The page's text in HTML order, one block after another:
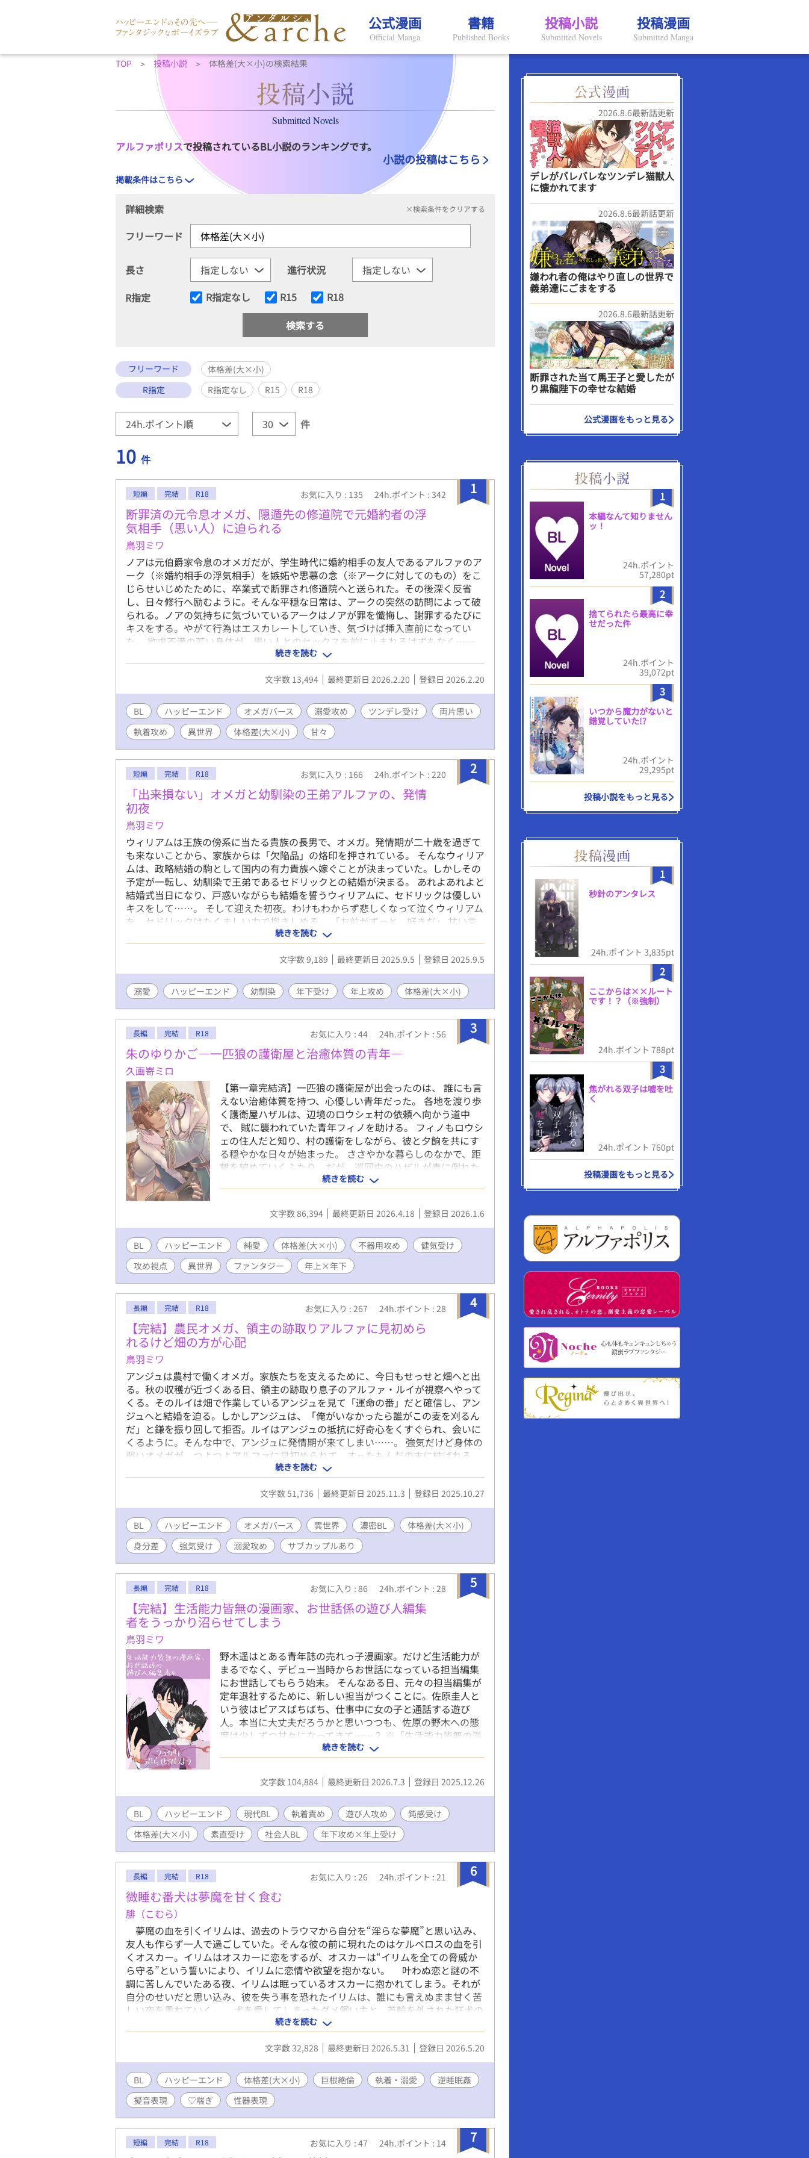
公式漫画
Official Manga
書籍
Published Books
投稿小説
Submitted Novels
投稿漫画
Submitted Manga
TOP 投稿小説 体格差(大×小)の検索結果
Submitted Novels
アルファポリスで投稿されているBL小説のランキングです。
小説の投稿はこちら
掲載条件はこちら
詳細検索 ×検索条件をクリアする
フリーワード
長さ
進行状況
R指定
R指定なし R15 R18
フリーワード
体格差(大×小)
R指定
R指定なし R15 R18
件
10 件
1
短編 完結 R18 お気に入り : 135 24h.ポイント : 342
断罪済の元令息オメガ、隠遁先の修道院で元婚約者の浮
気相手（思い人）に迫られる
鳥羽ミワ
ノアは元伯爵家令息のオメガだが、学生時代に婚約相手の友人であるアルファのア
ーク（※婚約相手の浮気相手）を嫉妬や思慕の念（※アークに対してのもの）をこ
じらせいじめたために、卒業式で断罪され修道院へと送られた。その後深く反省
し、日々修行へ励むように。そんな平穏な日常は、アークの突然の訪問によって破
られる。ノアの気持ちに気づいているアークはノアが罪を懺悔し、謝罪するたびに
キスをする。やがて行為はエスカレートしていき、気づけば挿入直前になってい
た。 欲求不満の若い身体が、思い人とのセックスを前に止まれるはずもなく……。
ぐずぐずにとろけて誘惑するノアに、アークの本音が決壊する。 五年越しに実る両
片思い！ 卑劣で卑怯な愛情表現の果てに、若い二人は「責任」を取る！ ※男性妊
娠・出産を想起させる表現があります ※ムーンライトノベルズ、アルファポリス、
pixivへ掲載しています
続きを読む
文字数 13,494 最終更新日 2026.2.20 登録日 2026.2.20
BL ハッピーエンド オメガバース 溺愛攻め ツンデレ受け
両片思い
執着攻め
異世界 体格差(大×小) 甘々
2
短編 完結 R18 お気に入り : 166 24h.ポイント : 220
「出来損ない」オメガと幼馴染の王弟アルファの、発情
初夜
鳥羽ミワ
ウィリアムは王族の傍系に当たる貴族の長男で、オメガ。発情期が二十歳を過ぎて
も来ないことから、家族からは「欠陥品」の烙印を押されている。 そんなウィリア
ムは、政略結婚の駒として国内の有力貴族へ嫁ぐことが決まっていた。しかしその
予定が一転し、幼馴染で王弟であるセドリックとの結婚が決まる。 あれよあれよと
結婚式当日になり、戸惑いながらも結婚を誓うウィリアムに、セドリックは優しい
キスをして……。 そして迎えた初夜。わけもわからず悲しくなって泣くウィリアム
を、セドリックはたくましい力で抱きしめる。 「お前がずっと、好きだ」 甘い言
葉に、これまで熱を知らなかったウィリアムの身体が潤み、火照りはじめる。 ※ム
ーンライトノベルズ、アルファポリス、pixivへ掲載しています
続きを読む
文字数 9,189 最終更新日 2025.9.5 登録日 2025.9.5
溺愛 ハッピーエンド 幼馴染 年下受け 年上攻め 体格差(大×小)
3
長編 完結 R18 お気に入り : 44 24h.ポイント : 56
朱のゆりかご―一匹狼の護衛屋と治癒体質の青年―
久画嵜ミロ
【第一章完結済】一匹狼の護衛屋が出会ったのは、 誰にも言
えない治癒体質を持つ、心優しい青年だった。 各地を渡り歩
く護衛屋ハザルは、辺境のロウシェ村の依頼へ向かう道中
で、 賊に襲われていた青年フィノを助ける。 フィノもロウシ
ェの住人だと知り、村の護衛をしながら、彼と夕餉を共にす
る穏やかな日々が始まった。 ささやかな暮らしのなかで、距
離を縮めていくふたり。だが、巡回中のハザルが毒に倒れた
ことで、フィノの「誰にも言えない体質」を知ってしまい
──。 元傭兵の護衛屋と、秘密を抱えた青年。 触れ合い、す
れ違いながら、ふたりは互いの傷に手を伸ばしていく。 これ
は、“救い”の旅路へとつながる、出会いの物語。 ハイファン
め視点／ほのぼの／シリアス／ハピエン／性描写あり（※攻
めによるフェラ、声を漏らす描写あり） ※R１８シーンはタ
イトル後ろに「※」がついています。 ※他のサイトでも掲載
しています
続きを読む
文字数 86,394 最終更新日 2026.4.18 登録日 2026.1.6
BL ハッピーエンド 純愛 体格差(大×小) 不器用攻め
健気受け
攻め視点
異世界 ファンタジー 年上×年下
4
長編 完結 R18 お気に入り : 267 24h.ポイント : 28
【完結】農民オメガ、領主の跡取りアルファに見初めら
れるけど畑の方が心配
鳥羽ミワ
アンジュは農村で働くオメガ。家族たちを支えるために、今日もせっせと畑へと出
る。秋の収穫が近づくある日、領主の跡取り息子のアルファ・ルイが視察へやって
くる。そのルイは畑で作業しているアンジュを見て「運命の番」だと確信し、アン
ジュへと結婚を迫る。しかしアンジュは、「俺がいなかったら誰がこの麦を刈るん
だ」と鎌を振り回して拒否。ルイはアンジュの抵抗に好奇心をくすぐられ、会いに
くるように。そんな中で、アンジュに発情期が来てしまい……。 強気だけど身体の
弱いオメガが、つよつよアルファに見初められて、すったもんだの末に結ばれる
話。 ※R-18描写のある回のタイトルに「※」をつけています。 ※アルファポリ
ス、ムーンライトノベルズへ掲載しています。
続きを読む
文字数 51,736 最終更新日 2025.11.3 登録日 2025.10.27
BL ハッピーエンド オメガバース 異世界 濃密BL
体格差(大×小)
身分差
強気受け 溺愛攻め サブカップルあり
5
長編 完結 R18 お気に入り : 86 24h.ポイント : 28
【完結】生活能力皆無の漫画家、お世話係の遊び人編集
者をうっかり沼らせてしまう
鳥羽ミワ
野木遥はとある青年誌の売れっ子漫画家。だけど生活能力が
まるでなく、デビュー当時からお世話になっている担当編集
にお世話してもらう始末。 そんなある日、元々の担当編集が
定年退社するために、新しい担当がつくことに。佐原圭人と
いう彼はピアスばちばち、仕事中に女の子と通話する遊び
人。本当に大丈夫だろうかと思いつつも、佐原の野木への態
度は少しずつ甘々になってきて……？ ※「生活能力皆無の漫
画家、遊び人編集者をうっかり更生させてしまう」という短
編の連載版です。
https://www.alphapolis.co.jp/novel/893442246/634937700
※小説家になろうとカクヨムとエブリスタには全年齢版を、
投稿しています。
続きを読む
文字数 104,884 最終更新日 2026.7.3 登録日 2025.12.26
BL ハッピーエンド 現代BL 執着責め 遊び人攻め
鈍感受け
体格差(大×小)
素直受け 社会人BL 年下攻め×年上受け
6
長編 完結 R18 お気に入り : 26 24h.ポイント : 21
微睡む番犬は夢魔を甘く食む
腓（こむら）
夢魔の血を引くイリムは、過去のトラウマから自分を“淫らな夢魔”と思い込み、
友人も作らず一人で過ごしていた。そんな彼の前に現れたのはケルベロスの血を引
くオスカー。イリムはオスカーに恋をするが、オスカーは“イリムを全ての脅威か
ら守る”という誓いにより、イリムに恋情や欲望を抱かない。 叶わぬ恋と謎の不
調に苦しんでいたある夜、イリムは眠っているオスカーに抱かれてしまう。それが
自分のせいだと思い込み、彼を失う事を恐れたイリムは、誰にも言えぬまま甘く苦
しい夜を重ねていく。 犬を愛してしまったダメ飼い主と、首輪を外された狂犬の
話。逆睡眠姦。シリアスのつもりでしたがラブコメに落ち着きました。ファンタジ
ーの世界ですが現代語多用してます。主人公達は人ではないので諸々大目に見て下
さい。喘ぎ声のあるシーンに※を付けてるだけで、濡れ場の回想には付けてませ
ん。ご注意下さい。
続きを読む
文字数 32,828 最終更新日 2026.5.31 登録日 2026.5.20
BL ハッピーエンド 体格差(大×小) 巨根絶倫 執着・溺愛
逆睡眠姦
擬音表現
♡喘ぎ 性器表現
7
短編 完結 R18 お気に入り : 47 24h.ポイント : 14
2026.8.6最新話更新
デレがバレバレなツンデレ猫獣人
に懐かれてます
2026.8.6最新話更新
嫌われ者の俺はやり直しの世界で
義弟達にごまをする
2026.8.6最新話更新
断罪された当て馬王子と愛したが
り黒龍陛下の幸せな結婚
公式漫画をもっと見る
1
本編なんて知りません
ッ！
24h.ポイント
57,280pt
2
捨てられたら最高に幸
せだった件
24h.ポイント
39,072pt
3
いつから魔力がないと
錯覚していた!?
24h.ポイント
29,295pt
投稿小説をもっと見る
1
秒針のアンタレス
24h.ポイント 3,835pt
2
ここからは××ルート
です！？（※強制）
24h.ポイント 788pt
3
焦がれる双子は嘘を吐
く
24h.ポイント 760pt
投稿漫画をもっと見る